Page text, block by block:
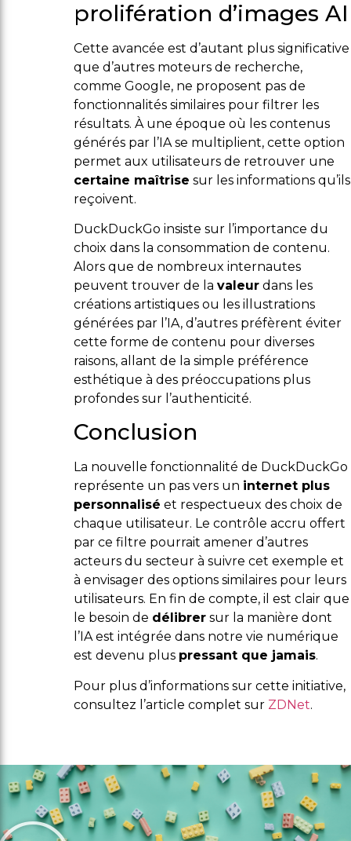
prolifération d’images AI
Cette avancée est d’autant plus significative
que d’autres moteurs de recherche,
comme Google, ne proposent pas de
fonctionnalités similaires pour filtrer les
résultats. À une époque où les contenus
générés par l’IA se multiplient, cette option
permet aux utilisateurs de retrouver une
certaine maîtrise sur les informations qu’ils
reçoivent.
DuckDuckGo insiste sur l’importance du
choix dans la consommation de contenu.
Alors que de nombreux internautes
peuvent trouver de la valeur dans les
créations artistiques ou les illustrations
générées par l’IA, d’autres préfèrent éviter
cette forme de contenu pour diverses
raisons, allant de la simple préférence
esthétique à des préoccupations plus
profondes sur l’authenticité.
Conclusion
La nouvelle fonctionnalité de DuckDuckGo
représente un pas vers un internet plus
personnalisé et respectueux des choix de
chaque utilisateur. Le contrôle accru offert
par ce filtre pourrait amener d’autres
acteurs du secteur à suivre cet exemple et
à envisager des options similaires pour leurs
utilisateurs. En fin de compte, il est clair que
le besoin de délibrer sur la manière dont
l’IA est intégrée dans notre vie numérique
est devenu plus pressant que jamais.
Pour plus d’informations sur cette initiative,
consultez l’article complet sur ZDNet.